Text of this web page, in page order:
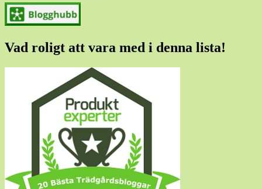
Vad roligt att vara med i denna lista!